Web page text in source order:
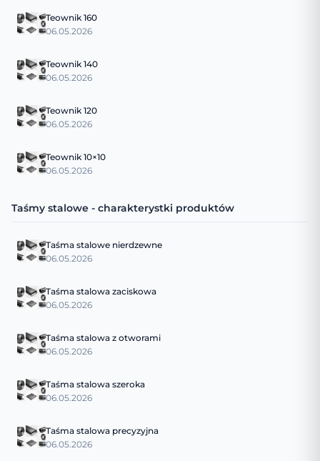
Teownik 160
06.05.2026
Teownik 140
06.05.2026
Teownik 120
06.05.2026
Teownik 10×10
06.05.2026
Taśmy stalowe - charakterystki produktów
Taśma stalowe nierdzewne
06.05.2026
Taśma stalowa zaciskowa
06.05.2026
Taśma stalowa z otworami
06.05.2026
Taśma stalowa szeroka
06.05.2026
Taśma stalowa precyzyjna
06.05.2026